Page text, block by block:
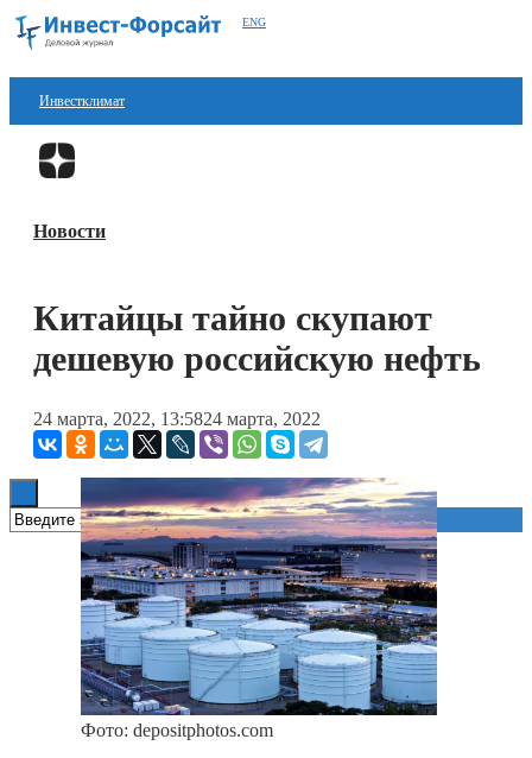
ENG
Инвестклимат
Финансы
Блокчейн
Книги
Новости
Китайцы тайно скупают
дешевую российскую нефть
24 марта, 2022, 13:5824 марта, 2022
Фото: depositphotos.com